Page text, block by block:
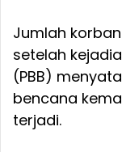
Jumlah
setelah
(PBB)
bencana
terjadi.